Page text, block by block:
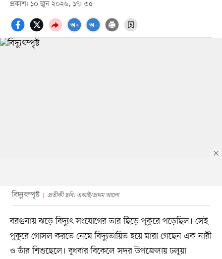
প্রকাশ: ১০ জুন ২০২৬, ১৭: ৩৫
বিদ্যুৎস্পৃষ্ট প্রতীকী ছবি: এআই/প্রথম আলো
বরগুনায় ঝড়ে বিদ্যুৎ সংযোগের তার ছিঁড়ে পুকুরে পড়েছিল। সেই
পুকুরে গোসল করতে নেমে বিদ্যুতায়িত হয়ে মারা গেছেন এক নারী
ও তাঁর শিশুছেলে। বুধবার বিকেলে সদর উপজেলায় ঢলুয়া